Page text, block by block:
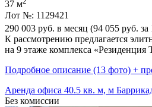
37 м
Лот №: 1129421
290 003 руб. в месяц (94 055 руб. за
К рассмотрению предлагается
на 9 этаже комплекса «Резиденция
Подробное описание (13 фото) +
Аренда офиса 40.5 кв. м, м
Без комиссии